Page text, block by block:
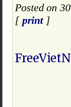
Posted on
[ print]